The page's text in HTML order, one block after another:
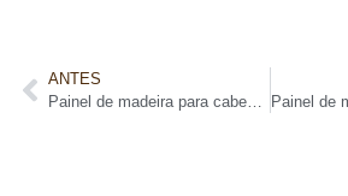
ANTES